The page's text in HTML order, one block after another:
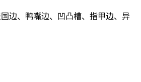
边、鸭嘴边、凹凸槽、指甲边、异